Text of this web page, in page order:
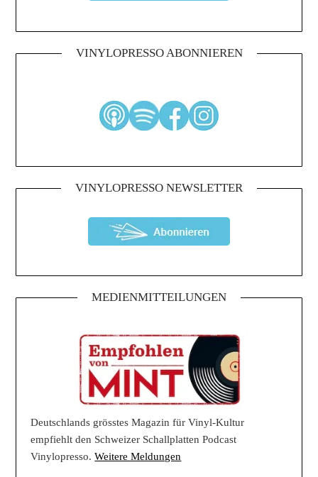
VINYLOPRESSO ABONNIEREN
VINYLOPRESSO NEWSLETTER
MEDIENMITTEILUNGEN
Deutschlands grösstes Magazin für Vinyl-Kultur
empfiehlt den Schweizer Schallplatten Podcast
Vinylopresso.Weitere Meldungen